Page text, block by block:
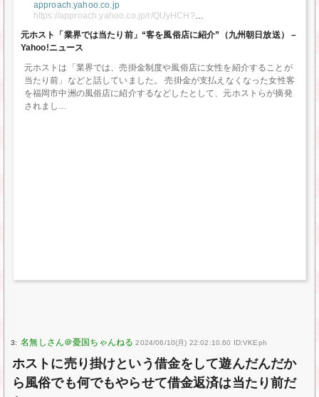
approach.yahoo.co.jp
https://approach.yahoo.co.jp/r/QUyHCH?
8df5b35115594ea01&preview=auto
元ホスト「業界では当たり前」“客を風俗店に紹介”（九州朝日放送） –
Yahoo!ニュース
元ホストは「業界では、売掛金制度や風俗店に女性を紹介することが
当たり前」などと話していました。 売掛金が支払えなくなった女性客
を福岡市中洲の風俗店に紹介するなどしたとして、元ホストらが摘発
されまし
3: 2024/06/10(月) 22:02:10.60 ID:VKEph
ホストに売り掛けという借金をして遊んだんだか
ら風俗でも何でもやらせて借金返済は当たり前だ